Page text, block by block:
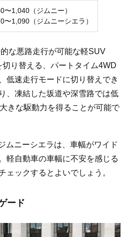
〜1,040（ジムニー）
〜1,090（ジムニーシエラ）
な悪路走行が可能な軽SUV
り替える、パートタイム4WD
低速走行モードに切り替えでき
、凍結した坂道や深雪路では低
きな駆動力を得ることが可能で
ムニーシエラは、車幅がワイド
軽自動車の車幅に不安を感じる
ェックするとよいでしょう。
ード